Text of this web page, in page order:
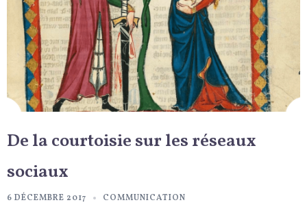
De la courtoisie sur les réseaux
sociaux
6 DÉCEMBRE 2017 COMMUNICATION